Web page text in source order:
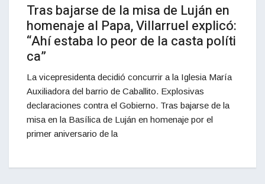
Tras bajarse de la misa de Luján en
homenaje al Papa, Villarruel explicó:
“Ahí estaba lo peor de la casta políti
ca”
La vicepresidenta decidió concurrir a la Iglesia María
Auxiliadora del barrio de Caballito. Explosivas
declaraciones contra el Gobierno. Tras bajarse de la
misa en la Basílica de Luján en homenaje por el
primer aniversario de la